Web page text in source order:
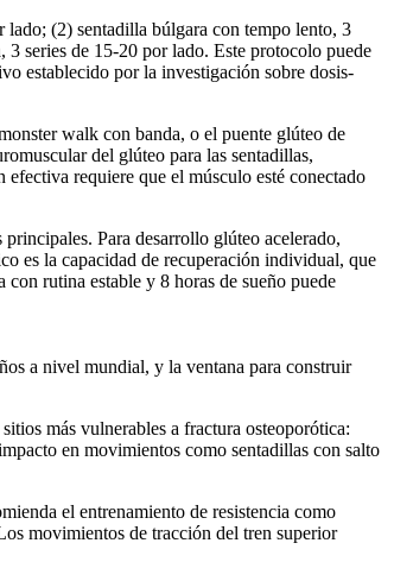
lado; (2) sentadilla búlgara con tempo lento, 3
3 series de 15-20 por lado. Este protocolo puede
establecido por la investigación sobre dosis-
walk con banda, o el puente glúteo de
del glúteo para las sentadillas,
requiere que el músculo esté conectado
Para desarrollo glúteo acelerado,
es la capacidad de recuperación individual, que
rutina estable y 8 horas de sueño puede
a nivel mundial, y la ventana para construir
más vulnerables a fractura osteoporótica:
en movimientos como sentadillas con salto
el entrenamiento de resistencia como
movimientos de tracción del tren superior